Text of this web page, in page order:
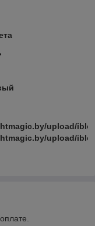
upload/
upload/